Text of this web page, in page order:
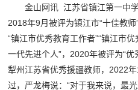
金山网讯 江苏省镇江第一中
2018年9月被评为镇江市“十佳教
“镇江市优秀教育工作者”“镇江市
一代先进个人”，2020年被评为“
犁州江苏省优秀援疆教师，2022
过，严龙梅说：“对于我来说，最